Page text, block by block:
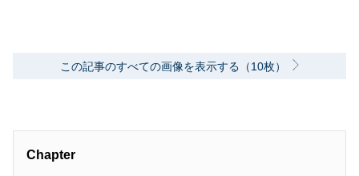
この記事のすべての画像を表示する（10枚）
Chapter